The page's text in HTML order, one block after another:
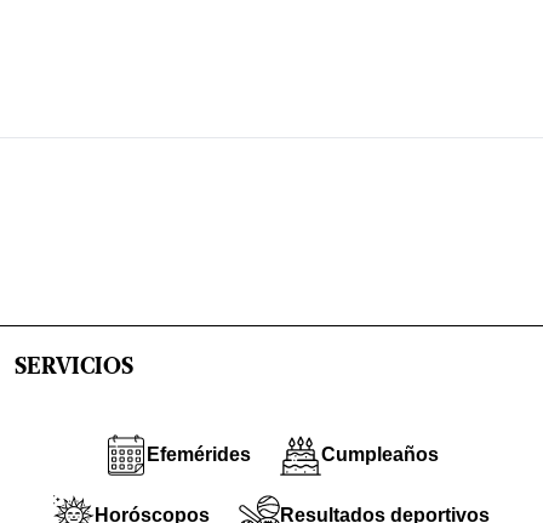
SERVICIOS
Efemérides Cumpleaños
Horóscopos Resultados deportivos